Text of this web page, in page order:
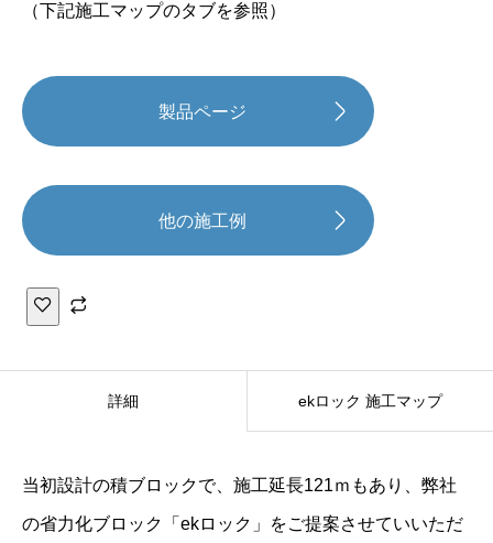
（下記施工マップのタブを参照）
製品ページ
他の施工例
k
ク
（
詳細 ekロック 施工マップ
当初設計の積ブロックで、施工延長121ｍもあり、弊社
の省力化ブロック「ekロック」をご提案させていいただ